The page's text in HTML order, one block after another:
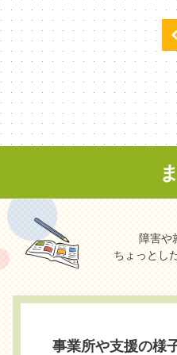
障害や
ちょっとし
事業所や支援の様